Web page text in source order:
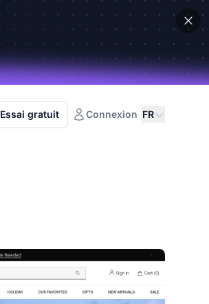
Essai gratuit Connexion FR